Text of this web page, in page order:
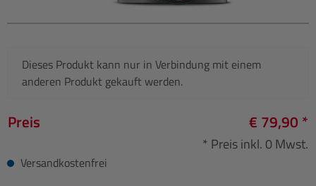
Dieses Produkt kann nur in Verbindung mit einem
anderen Produkt gekauft werden.
Preis € 79,90 *
* Preis inkl. 0 Mwst.
Versandkostenfrei